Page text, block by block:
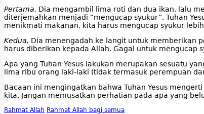
Pertama, Dia mengambil lima roti dan dua ikan, lalu
diterjemahkan menjadi “mengucap syukur”. Tuhan
menikmati makanan, kita harus mengucap syukur
Kedua, Dia menengadah ke langit untuk memberikan
harus diberikan kepada Allah. Gagal untuk
Apa yang Tuhan Yesus lakukan merupakan sesuatu
lima ribu orang laki-laki (tidak termasuk perempuan
Bacaan ini mengingatkan bahwa Tuhan Yesus
kita. Jangan memusatkan perhatian pada apa yang
Rahmat Allah Rahmat Allah bagi semua